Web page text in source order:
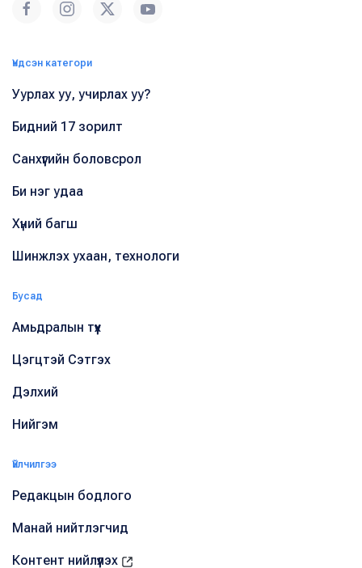
Үндсэн категори
Уурлах уу, учирлах уу?
Бидний 17 зорилт
Санхүүгийн боловсрол
Би нэг удаа
Хүний багш
Шинжлэх ухаан, технологи
Бусад
Амьдралын түүх
Цэгцтэй Сэтгэх
Дэлхий
Нийгэм
Үйлчилгээ
Редакцын бодлого
Манай нийтлэгчид
Контент нийлүүлэх